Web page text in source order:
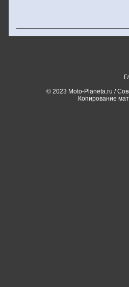
© 2023 Moto-Planeta.ru /
Копирование